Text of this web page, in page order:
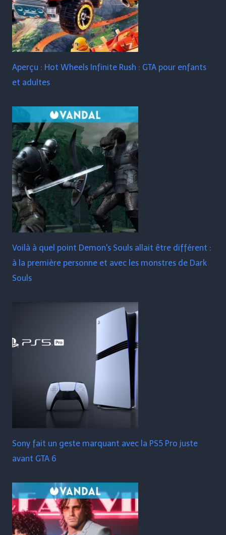
Aperçu : Hot Wheels Infinite Rush : GTA pour enfants
et adultes
Voilà à quel point Demon's Souls allait être différent :
à la première personne et avec les monstres de Dark
Souls
Sony fait un geste marquant avec la PS5 Pro juste
avant GTA 6